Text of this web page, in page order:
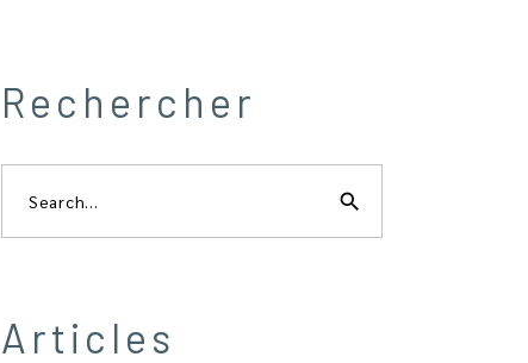
Rechercher
Search
search
Articles